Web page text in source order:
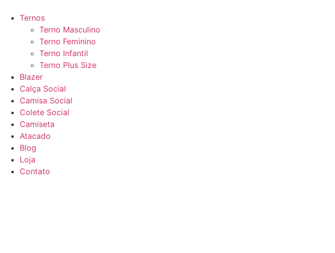
para
conteúdo
Ternos
Terno Masculino
Terno Feminino
Terno Infantil
Terno Plus Size
Blazer
Calça Social
Camisa Social
Colete Social
Camiseta
Atacado
Blog
Loja
Contato